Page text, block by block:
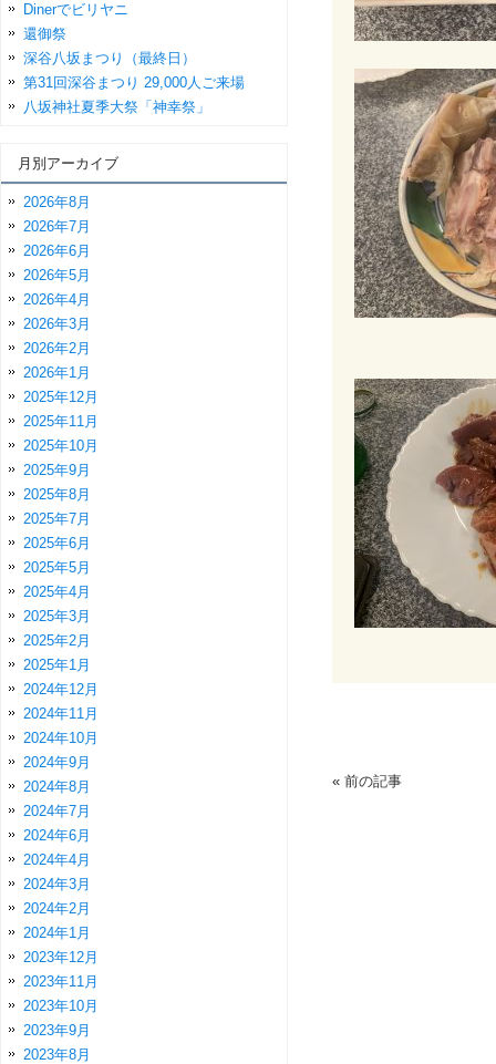
« 前の記事
Dinerでビリヤニ
還御祭
深谷八坂まつり（最終日）
第31回深谷まつり 29,000人ご来場
八坂神社夏季大祭「神幸祭」
月別アーカイブ
2026年8月
2026年7月
2026年6月
2026年5月
2026年4月
2026年3月
2026年2月
2026年1月
2025年12月
2025年11月
2025年10月
2025年9月
2025年8月
2025年7月
2025年6月
2025年5月
2025年4月
2025年3月
2025年2月
2025年1月
2024年12月
2024年11月
2024年10月
2024年9月
2024年8月
2024年7月
2024年6月
2024年4月
2024年3月
2024年2月
2024年1月
2023年12月
2023年11月
2023年10月
2023年9月
2023年8月